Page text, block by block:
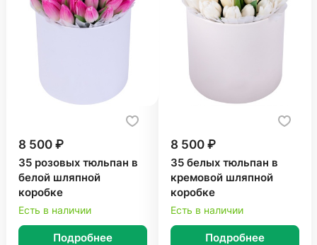
8 500 ₽
35 розовых тюльпан в
белой шляпной
коробке
Есть в наличии
Подробнее
8 500 ₽
35 белых тюльпан в
кремовой шляпной
коробке
Есть в наличии
Подробнее